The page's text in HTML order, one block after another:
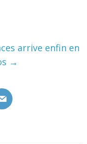
arrive enfin en
→